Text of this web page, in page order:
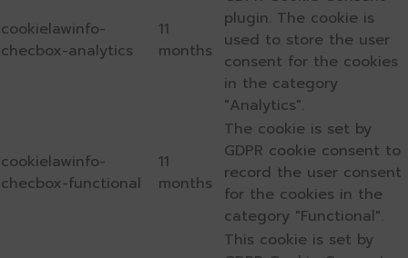
cookielawinfo-
checbox-analytics
11
months
plugin. The cookie is
used to store the user
consent for the cookies
in the category
"Analytics".
cookielawinfo-
checbox-functional
11
months
The cookie is set by
GDPR cookie consent to
record the user consent
for the cookies in the
category "Functional".
This cookie is set by